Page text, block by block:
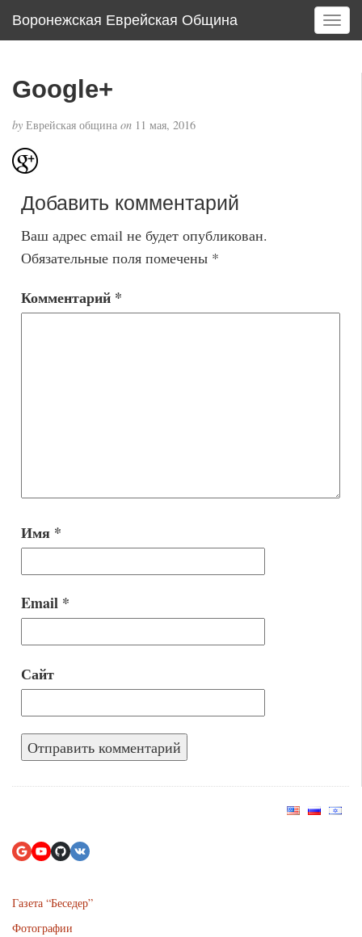
Воронежская Еврейская Община
T
o
Google+
by Еврейская община on 11 мая, 2016
Добавить комментарий
Ваш адрес email не будет опубликован.
Обязательные поля помечены *
Комментарий *
Имя *
Email *
Сайт
Газета “Беседер”
Фотографии